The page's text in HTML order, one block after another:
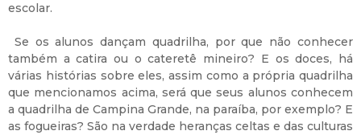
escolar.
Se os alunos dançam quadrilha, por que não conhecer
também a catira ou o cateretê mineiro? E os doces, há
várias histórias sobre eles, assim como a própria quadrilha
que mencionamos acima, será que seus alunos conhecem
a quadrilha de Campina Grande, na paraíba, por exemplo? E
as fogueiras? São na verdade heranças celtas e das culturas